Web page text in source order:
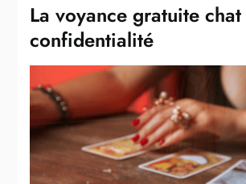
La voyance gratuite
confidentialité